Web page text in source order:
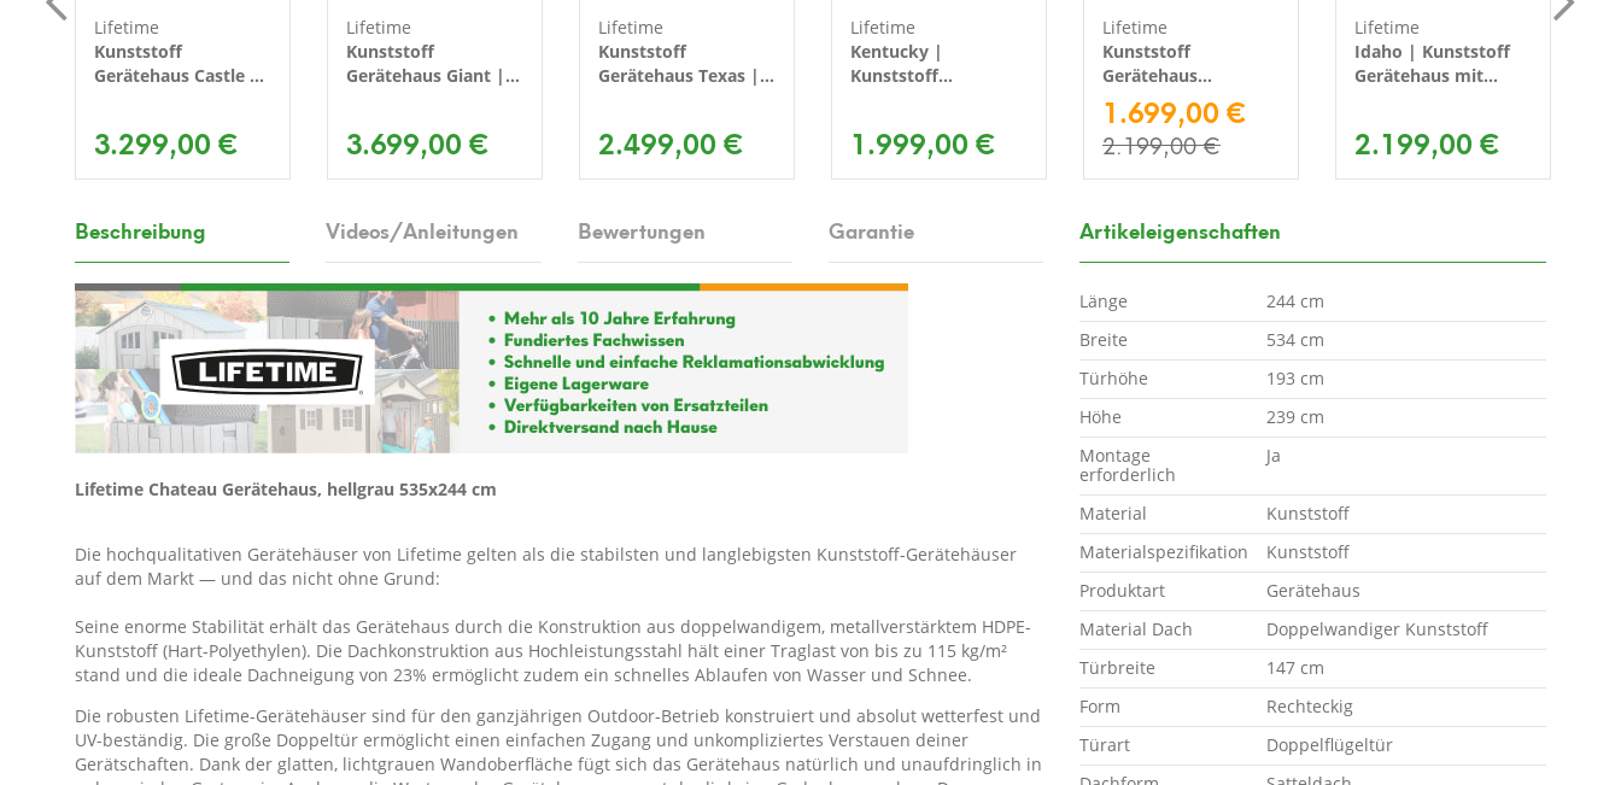
Lifetime
Kunststoff
Gerätehaus Castle |
3.299,00 €
Lifetime
Kunststoff
Gerätehaus Giant |
3.699,00 €
Lifetime
Kunststoff
Gerätehaus Texas |
2.499,00 €
Lifetime
Kentucky |
Kunststoff
| 2x4 m
1.999,00 €
Lifetime
Kunststoff
Gerätehaus
Jubiläumshaus |
Lichtgrau |
244x305x244 cm
1.699,00 €
2.199,00 €
Lifetime
Idaho | Kunststoff
Gerätehaus mit
2.199,00 €
Beschreibung Videos/Anleitungen Bewertungen Garantie
Lifetime Chateau Gerätehaus, hellgrau 535x244 cm
Die hochqualitativen Gerätehäuser von Lifetime gelten als die stabilsten und langlebigsten Kunststoff-Gerätehäuser
auf dem Markt — und das nicht ohne Grund:
Seine enorme Stabilität erhält das Gerätehaus durch die Konstruktion aus doppelwandigem, metallverstärktem HDPE-
Kunststoff (Hart-Polyethylen). Die Dachkonstruktion aus Hochleistungsstahl hält einer Traglast von bis zu 115 kg/m²
stand und die ideale Dachneigung von 23% ermöglicht zudem ein schnelles Ablaufen von Wasser und Schnee.
Die robusten Lifetime-Gerätehäuser sind für den ganzjährigen Outdoor-Betrieb konstruiert und absolut wetterfest und
UV-beständig. Die große Doppeltür ermöglicht einen einfachen Zugang und unkompliziertes Verstauen deiner
Gerätschaften. Dank der glatten, lichtgrauen Wandoberfläche fügt sich das Gerätehaus natürlich und unaufdringlich in
Artikeleigenschaften
Länge
244 cm
Breite
534 cm
Türhöhe
193 cm
Höhe
239 cm
Montage
erforderlich
Ja
Material
Kunststoff
Materialspezifikation
Kunststoff
Produktart
Gerätehaus
Material Dach
Doppelwandiger Kunststoff
Türbreite
147 cm
Form
Rechteckig
Türart
Doppelflügeltür